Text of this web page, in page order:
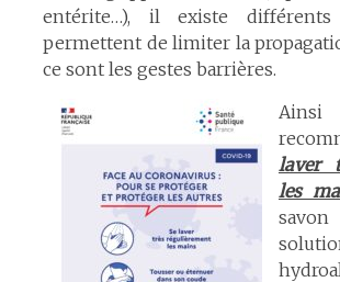
entérite…), il existe
permettent de limiter la
ce sont les gestes barrières.
laver
les